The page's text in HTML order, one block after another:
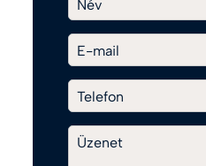
Név
E-mail
Telefon
Üzenet